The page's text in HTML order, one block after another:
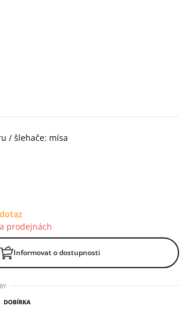
/ šlehače: mísa
prodejnách
Informovat o dostupnosti